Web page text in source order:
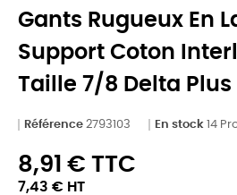
Gants Rugueux En
Support Coton
Taille 7/8 Delta Plus
Référence 2793103 En stock 14
8,91 € TTC
7,43 € HT